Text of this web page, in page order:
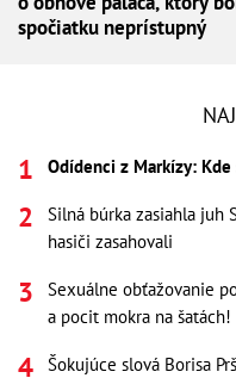
spočiatku neprístupný
Odídenci z Markízy:
Silná búrka zasiahla juh
hasiči zasahovali
Sexuálne obťažovanie
a pocit mokra na
Šokujúce slová Borisa